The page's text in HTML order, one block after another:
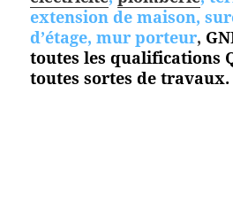
extension de maison,
d’étage, mur porteur,
toutes les qualifications
toutessortes de travaux.